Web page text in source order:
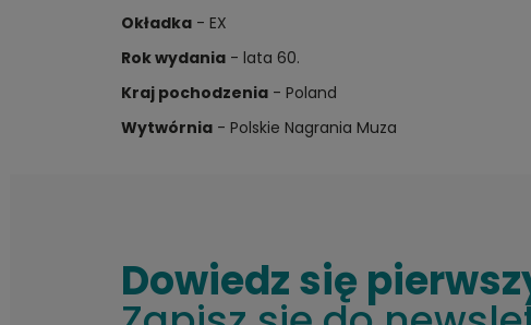
Okładka- EX
Rok wydania- lata 60.
Kraj pochodzenia- Poland
Wytwórnia- Polskie Nagrania Muza
Dowiedz się